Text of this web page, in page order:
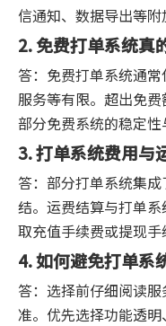
信通知、数据导出等附
2. 免费打单系统真
答：免费打单系统通常
服务等有限。超出免
部分免费系统的稳定性
3. 打单系统费用与
答：部分打单系统集
结。运费结算与打单
取充值手续费或提现手
4. 如何避免打单系
答：选择前仔细阅读
准。优先选择功能透